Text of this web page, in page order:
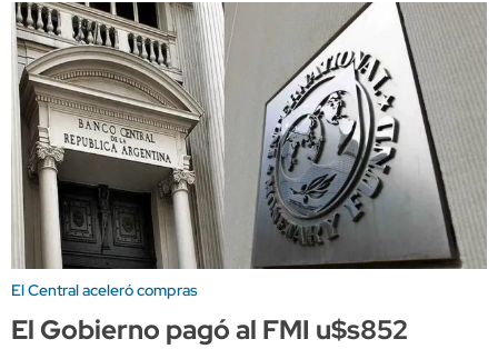
El Central aceleró compras
El Gobierno pagó al FMI u$s852